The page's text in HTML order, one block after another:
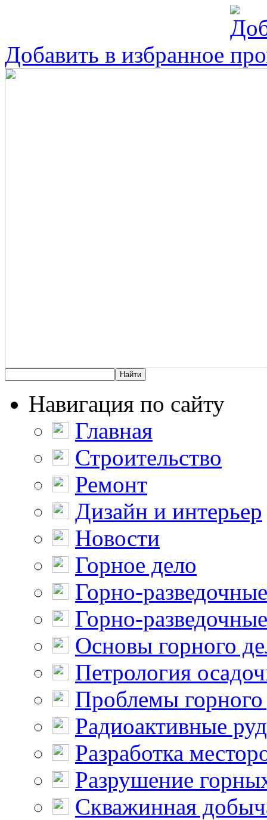
Добавить в избранное
Навигация по сайту
Главная
Строительство
Ремонт
Дизайн и интерьер
Новости
Горное дело
Горно-
Горно-
Основы горного
Петрология
Проблемы горного
Радиоактивные
Разработка
Разрушение
Скважинная